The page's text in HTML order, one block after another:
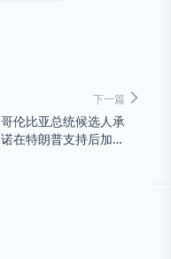
下一篇
哥伦比亚总统候选人承
诺在特朗普支持后加强